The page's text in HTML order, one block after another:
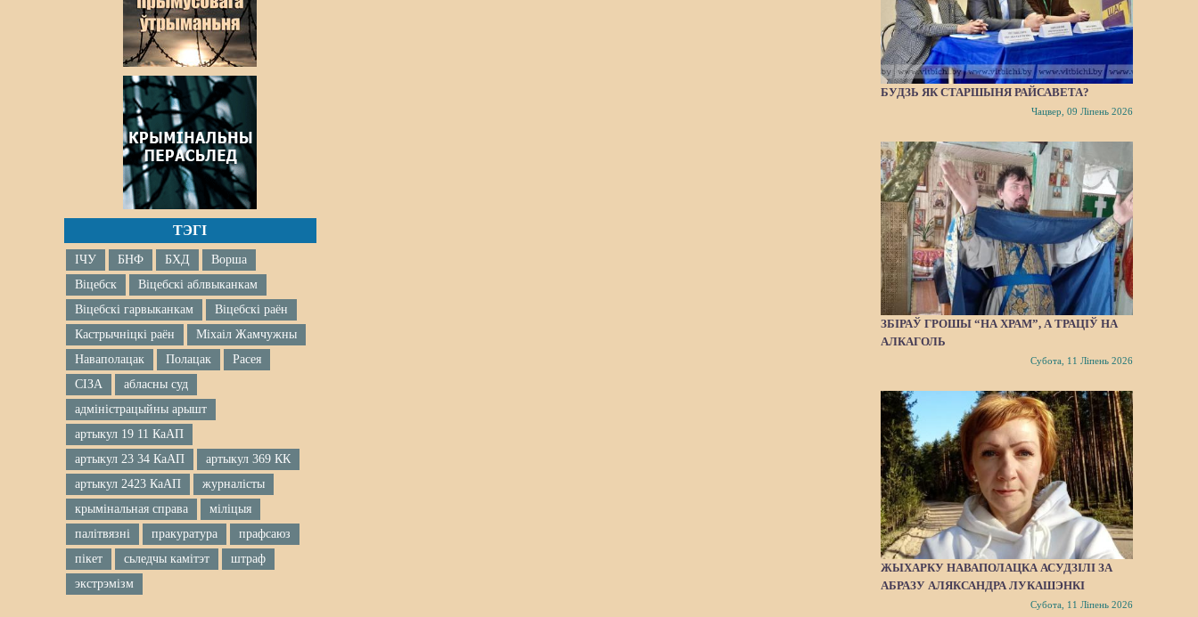
ТЭГІ
ІЧУ БНФ БХД
Ворша
Віцебск
Віцебскі аблвыканкам
Віцебскі гарвыканкам
Віцебскі раён
Кастрычніцкі раён
Міхаіл Жамчужны
Наваполацак
Полацак
Расея
СІЗА
абласны суд
адміністрацыйны арышт
артыкул 19 11 КаАП
артыкул 23 34 КаАП
артыкул 369 КК
артыкул 2423 КаАП
журналісты
крымінальная справа
міліцыя
палітвязні
пракуратура
прафсаюз
пікет
сьледчы камітэт
штраф
экстрэмізм
БУДЗЬ ЯК СТАРШЫНЯ РАЙСАВЕТА?
Чацвер, 09 Ліпень 2026
ЗБІРАЎ ГРОШЫ “НА ХРАМ”, А ТРАЦІЎ НА
АЛКАГОЛЬ
Субота, 11 Ліпень 2026
ЖЫХАРКУ НАВАПОЛАЦКА АСУДЗІЛІ ЗА
АБРАЗУ АЛЯКСАНДРА ЛУКАШЭНКІ
Субота, 11 Ліпень 2026